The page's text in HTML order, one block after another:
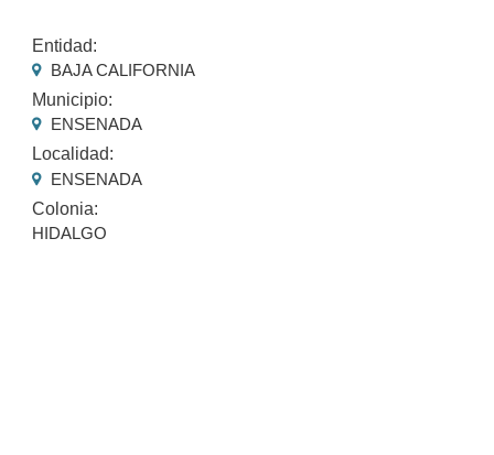
Entidad:
BAJA CALIFORNIA
Municipio:
ENSENADA
Localidad:
ENSENADA
Colonia:
HIDALGO